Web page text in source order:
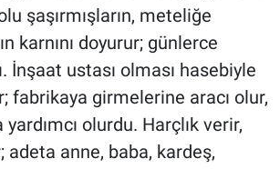
şaşırmışların, meteliğe
karnını doyurur; günlerce
İnşaat ustası olması hasebiyle
fabrikaya girmelerine aracı olur,
olurdu. Harçlık verir,
adeta anne, baba, kardeş,